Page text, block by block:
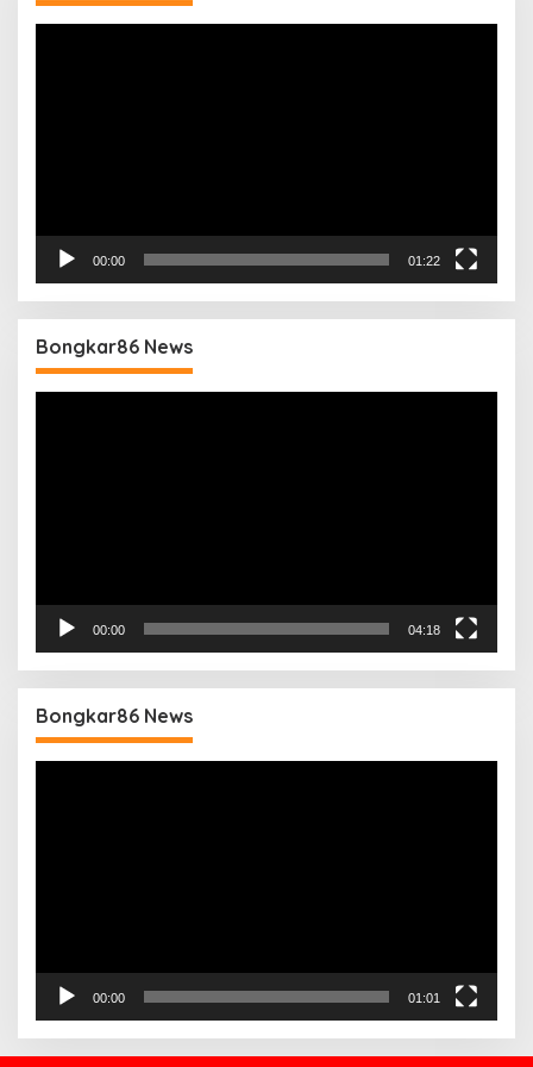
00:00 01:22
Bongkar86 News
00:00 04:18
Bongkar86 News
00:00 01:01